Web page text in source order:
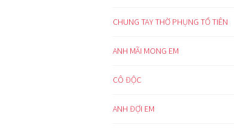
CHUNG TAY THỜ PHỤNG TỔ TIÊN
ANH MÃI MONG EM
CÔ ĐỘC
ANH ĐỢI EM